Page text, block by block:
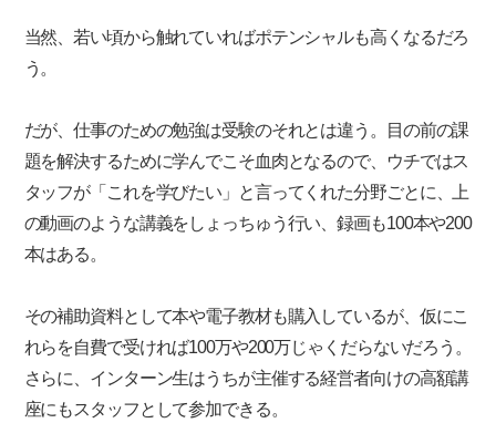
当然、若い頃から触れていればポテンシャルも高くなるだろ
う。
だが、仕事のための勉強は受験のそれとは違う。目の前の課
題を解決するために学んでこそ血肉となるので、ウチではス
タッフが「これを学びたい」と言ってくれた分野ごとに、上
の動画のような講義をしょっちゅう行い、録画も100本や200
本はある。
その補助資料として本や電子教材も購入しているが、仮にこ
れらを自費で受ければ100万や200万じゃくだらないだろう。
さらに、インターン生はうちが主催する経営者向けの高額講
座にもスタッフとして参加できる。